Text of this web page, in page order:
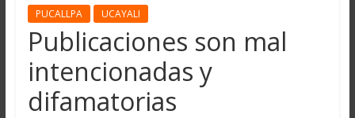
PUCALLPA UCAYALI
Publicaciones son mal
intencionadas y
difamatorias